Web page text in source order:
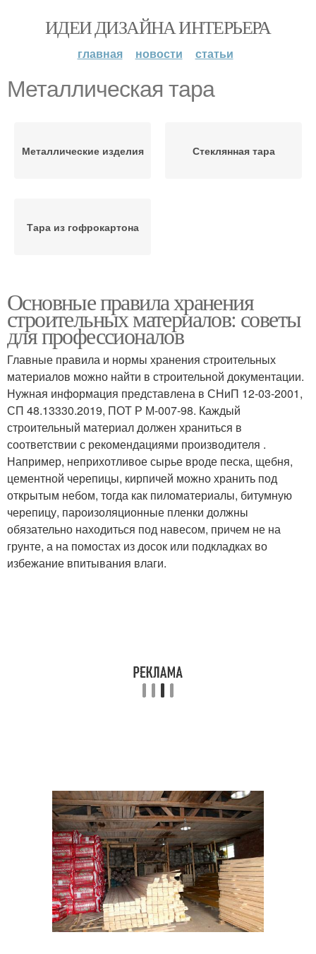
ИДЕИ ДИЗАЙНА ИНТЕРЬЕРА
главная новости статьи
Металлическая тара
Металлические изделия Стеклянная тара
Тара из гофрокартона
Основные правила хранения
строительных материалов: советы
для профессионалов
Главные правила и нормы хранения строительных
материалов можно найти в строительной документации.
Нужная информация представлена в СНиП 12-03-2001,
СП 48.13330.2019, ПОТ Р М-007-98. Каждый
строительный материал должен храниться в
соответствии с рекомендациями производителя .
Например, неприхотливое сырье вроде песка, щебня,
цементной черепицы, кирпичей можно хранить под
открытым небом, тогда как пиломатериалы, битумную
черепицу, пароизоляционные пленки должны
обязательно находиться под навесом, причем не на
грунте, а на помостах из досок или подкладках во
избежание впитывания влаги.